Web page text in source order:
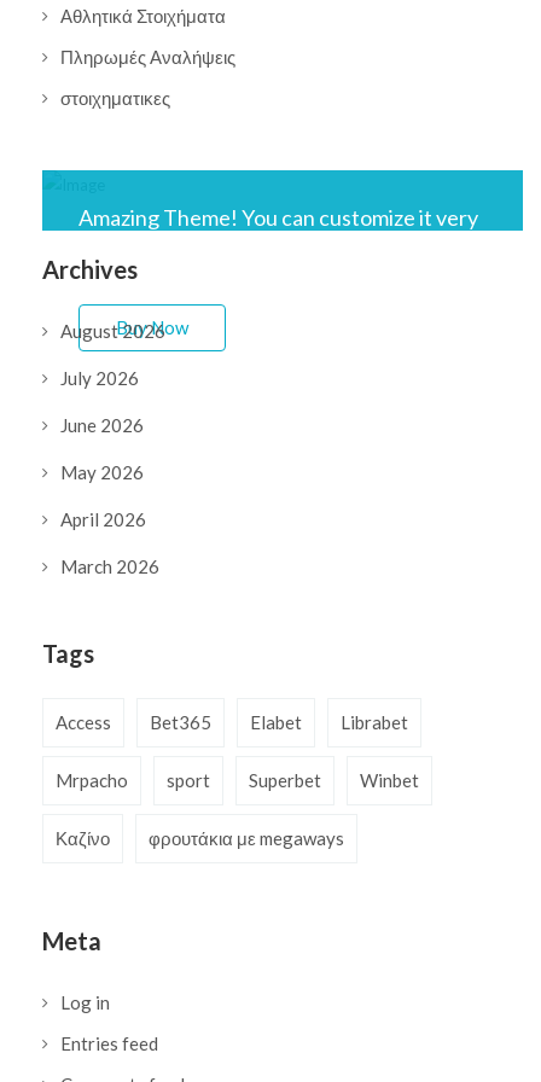
Αθλητικά Στοιχήματα
Πληρωμές Αναλήψεις
στοιχηματικες
Amazing Theme! You can customize it very
Buy Now
Archives
August 2026
July 2026
June 2026
May 2026
April 2026
March 2026
Tags
Access Bet365 Elabet Librabet
Mrpacho sport Superbet Winbet
Καζίνο φρουτάκια με megaways
Meta
Log in
Entries feed